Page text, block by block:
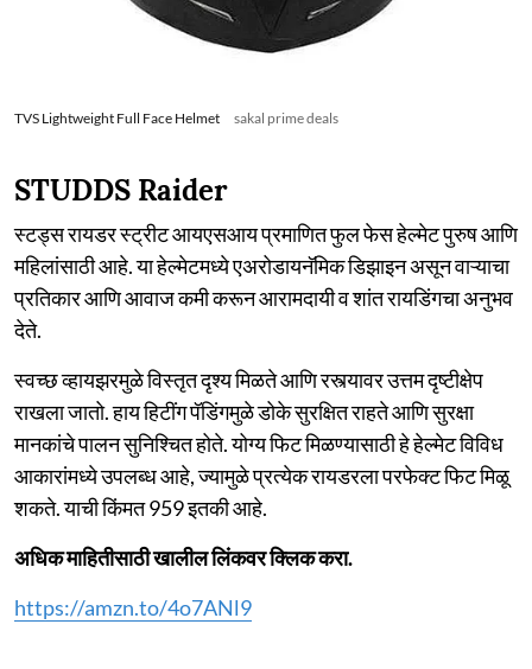
TVS Lightweight Full Face Helmet sakal prime deals
STUDDS Raider
स्टड्स रायडर स्ट्रीट आयएसआय प्रमाणित फुल फेस हेल्मेट पुरुष आणि
महिलांसाठी आहे. या हेल्मेटमध्ये एअरोडायनॅमिक डिझाइन असून वाऱ्याचा
प्रतिकार आणि आवाज कमी करून आरामदायी व शांत रायडिंगचा अनुभव
देते.
स्वच्छ व्हायझरमुळे विस्तृत दृश्य मिळते आणि रस्त्यावर उत्तम दृष्टीक्षेप
राखला जातो. हाय हिटींग पॅडिंगमुळे डोके सुरक्षित राहते आणि सुरक्षा
मानकांचे पालन सुनिश्चित होते. योग्य फिट मिळण्यासाठी हे हेल्मेट विविध
आकारांमध्ये उपलब्ध आहे, ज्यामुळे प्रत्येक रायडरला परफेक्ट फिट मिळू
शकते. याची किंमत 959 इतकी आहे.
अधिक माहितीसाठी खालील लिंकवर क्लिक करा.
https://amzn.to/4o7ANl9